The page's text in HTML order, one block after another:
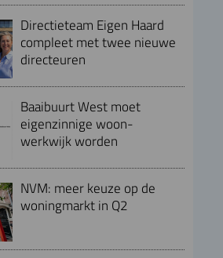
Directieteam Eigen Haard
compleet met twee nieuwe
directeuren
Baaibuurt West moet
eigenzinnige woon-
werkwijk worden
NVM: meer keuze op de
woningmarkt in Q2